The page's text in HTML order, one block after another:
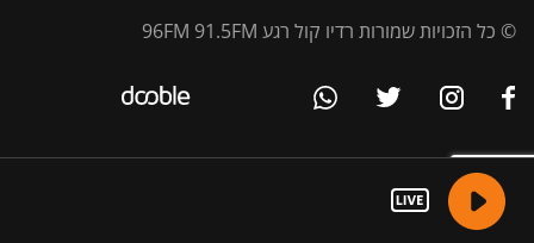
© כל הזכויות שמורות רדיו קול רגע 96FM 91.5FM